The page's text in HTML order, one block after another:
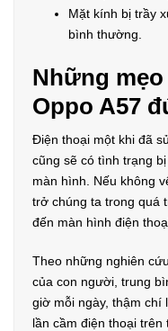
Mặt kính bị trầy
bình thường.
Những
Oppo A57
Điện thoại một khi đã
cũng sẽ có tình trạng
màn hình. Nếu không
trở chúng ta trong quá
đến màn hình điện
Theo những nghiên
của con người, trung
giờ mỗi ngày, thậm chí
lần cầm điện thoại